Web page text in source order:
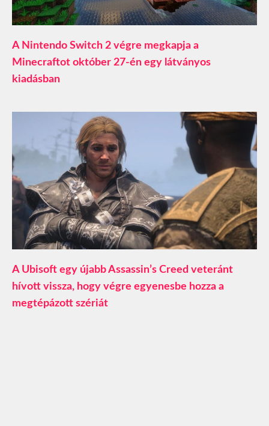
A Nintendo Switch 2 végre megkapja a
Minecraftot október 27-én egy látványos
kiadásban
A Ubisoft egy újabb Assassin’s Creed veteránt
hívott vissza, hogy végre egyenesbe hozza a
megtépázott szériát